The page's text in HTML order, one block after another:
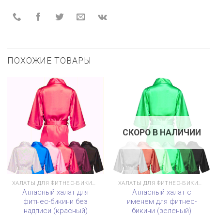
ПОХОЖИЕ ТОВАРЫ
Атласный халат для
фитнес-бикини без
надписи (красный)
СКОРО В НАЛИЧИИ
Атласный халат с
именем для фитнес-
бикини (зеленый)